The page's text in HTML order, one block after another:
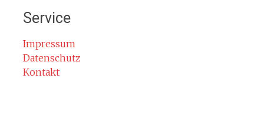
Rauchmelder
Rettungsgasse
Gefahr durch Kohlenmonoxid
Service
Impressum
Datenschutz
Kontakt